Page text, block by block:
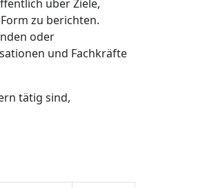
über Ziele,
zu berichten.
oder
und Fachkräfte
tätig sind,